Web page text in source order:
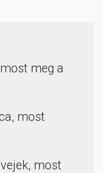
meg a
most
most